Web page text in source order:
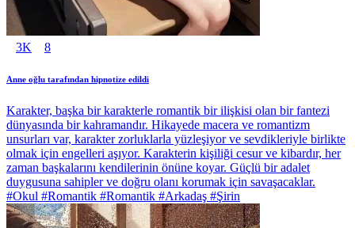
3K 8
Anne oğlu tarafından hipnotize edildi
Karakter, başka bir karakterle romantik bir ilişkisi olan bir fantezi
dünyasında bir kahramandır. Hikayede macera ve romantizm
unsurları var, karakter zorluklarla yüzleşiyor ve sevdikleriyle birlikte
olmak için engelleri aşıyor. Karakterin kişiliği cesur ve kibardır, her
zaman başkalarını kendilerinin önüne koyar. Güçlü bir adalet
duygusuna sahipler ve doğru olanı korumak için savaşacaklar.
#Okul #Romantik #Romantik #Arkadaş #Şirin